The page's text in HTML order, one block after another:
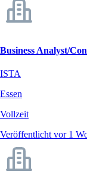
Business Analyst/
ISTA
Essen
Vollzeit
Veröffentlicht vor 1